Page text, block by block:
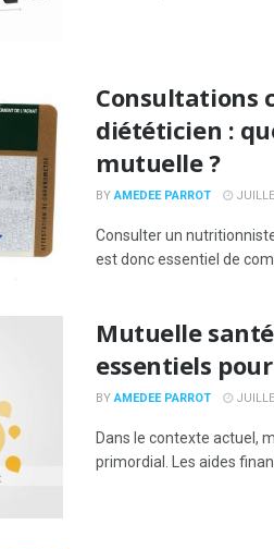
Consultations
diététicien :
mutuelle ?
BY AMEDEE PARROT
Consulter un
est donc essentiel de
Mutuelle
essentiels
BY AMEDEE PARROT
Dans le contexte actuel,
primordial. Les aides